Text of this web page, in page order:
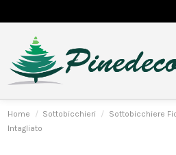
Home Sottobicchieri
Sottobicchiere
Intagliato